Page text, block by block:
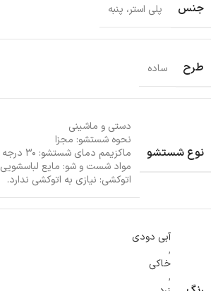
جنس پلی استر، پنبه
طرح ساده
نوع شستشو
دستی و ماشینی
نحوه شستشو: مجزا
ماکزیمم دمای شستشو: ۳۰ درجه سانتی گراد
مواد شست و شو: مایع لباسشویی
اتوکشی: نیازی به اتوکشی ندارد.
آبی دودی
,
خاکی
,